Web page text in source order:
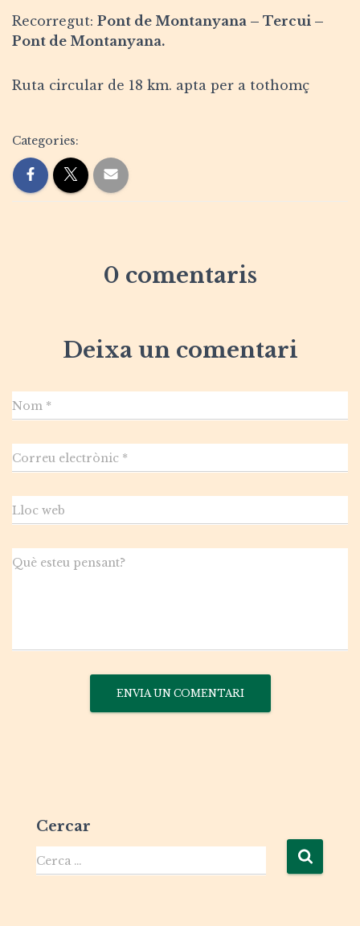
Recorregut: Pont de Montanyana – Tercui –
Pont de Montanyana.
Ruta circular de 18 km. apta per a tothomç
Categories:
0 comentaris
Deixa un comentari
Nom *
Correu electrònic *
Lloc web
Què esteu pensant?
Cercar
Cerca …